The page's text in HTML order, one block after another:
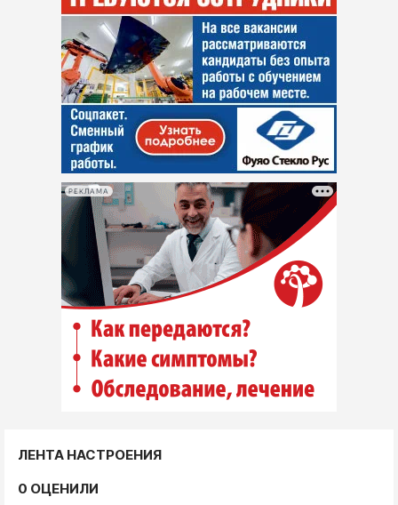
РЕКЛАМА
ЛЕНТА НАСТРОЕНИЯ
0 ОЦЕНИЛИ